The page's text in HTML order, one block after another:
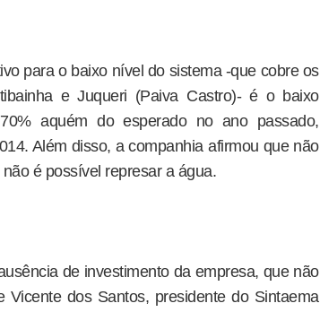
para o baixo nível do sistema -que cobre os
e Juqueri (Paiva Castro)- é o baixo
aquém do esperado no ano passado,
Além disso, a companhia afirmou que não
é possível represar a água.
de investimento da empresa, que não
Vicente dos Santos, presidente do Sintaema